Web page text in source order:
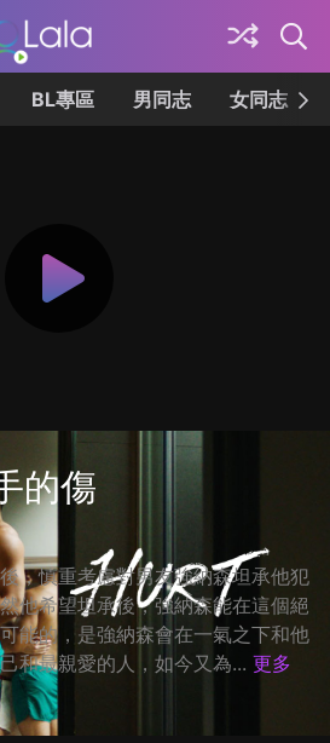
BL專區 男同志 女同志
的傷
，慎重考慮對男友強納森坦承他犯
他希望坦承後，強納森能在這個絕
能的，是強納森會在一氣之下和他
和最親愛的人，如今又為... 更多